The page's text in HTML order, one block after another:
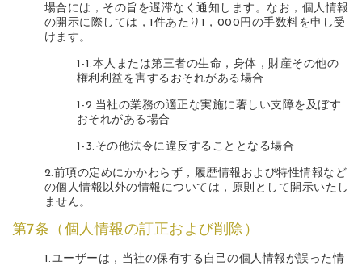
場合には，その旨を遅滞なく通知します。なお，個人情報
の開示に際しては，1件あたり1，000円の手数料を申し受
けます。
1-1.本人または第三者の生命，身体，財産その他の
権利利益を害するおそれがある場合
1-2.当社の業務の適正な実施に著しい支障を及ぼす
おそれがある場合
1-3.その他法令に違反することとなる場合
2.前項の定めにかかわらず，履歴情報および特性情報など
の個人情報以外の情報については，原則として開示いたし
ません。
第7条（個人情報の訂正および削除）
1.ユーザーは，当社の保有する自己の個人情報が誤った情